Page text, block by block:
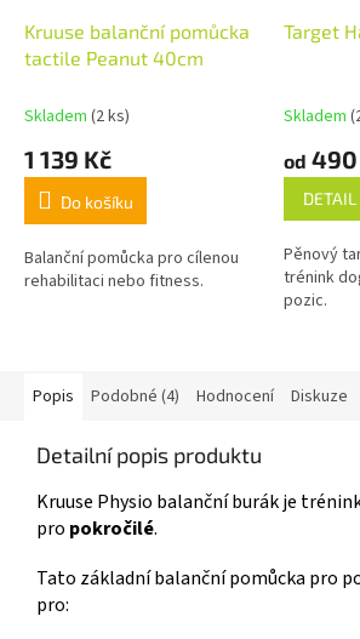
Kruuse balanční pomůcka
tactile Peanut 40cm
Skladem (2 ks)
1 139 Kč
Do košíku
Balanční pomůcka pro cílenou
rehabilitaci nebo fitness.
Target
Skladem
od 490
DETAIL
Pěnový
trénink
pozic.
Popis Podobné (4) Hodnocení Diskuze
Detailní popis produktu
Kruuse Physio balanční burák je
pro pokročilé.
Tato základní balanční pomůcka pro
pro: